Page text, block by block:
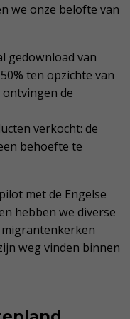
we onze belofte van
gedownload van
ten opzichte van
ontvingen de
verkocht: de
behoefte te
met de Engelse
hebben we diverse
weg vinden binnen